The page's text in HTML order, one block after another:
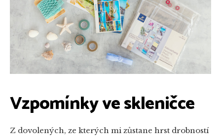
Vzpomínky ve skleničce
Z dovolených, ze kterých mi zůstane hrst drobností